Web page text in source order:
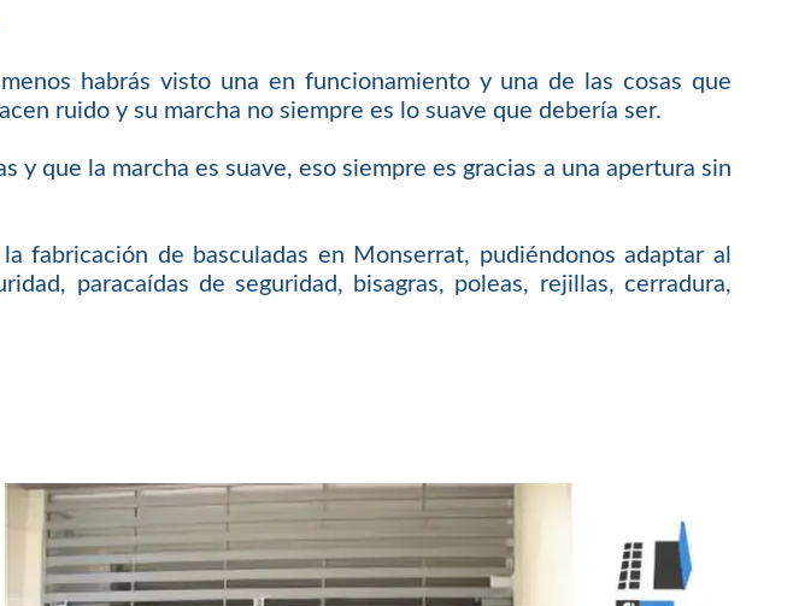
habrás visto una en funcionamiento y una de las cosas que
ruido y su marcha no siempre es lo suave que debería ser.
que la marcha es suave, eso siempre es gracias a una apertura sin
fabricación de basculadas en Monserrat, pudiéndonos adaptar al
paracaídas de seguridad, bisagras, poleas, rejillas, cerradura,